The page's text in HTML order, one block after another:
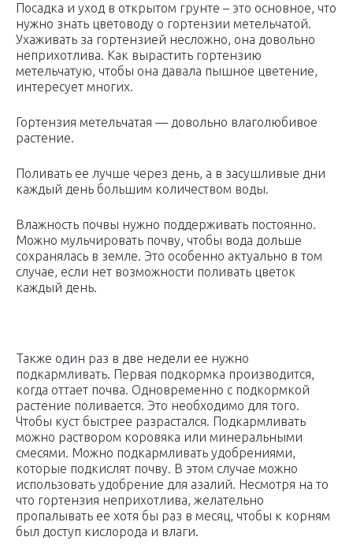
Посадка и уход в открытом грунте – это основное, что
нужно знать цветоводу о гортензии метельчатой.
Ухаживать за гортензией несложно, она довольно
неприхотлива. Как вырастить гортензию
метельчатую, чтобы она давала пышное цветение,
интересует многих.
Гортензия метельчатая — довольно влаголюбивое
растение.
Поливать ее лучше через день, а в засушливые дни
каждый день большим количеством воды.
Влажность почвы нужно поддерживать постоянно.
Можно мульчировать почву, чтобы вода дольше
сохранялась в земле. Это особенно актуально в том
случае, если нет возможности поливать цветок
каждый день.
Также один раз в две недели ее нужно
подкармливать. Первая подкормка производится,
когда оттает почва. Одновременно с подкормкой
растение поливается. Это необходимо для того.
Чтобы куст быстрее разрастался. Подкармливать
можно раствором коровяка или минеральными
смесями. Можно подкармливать удобрениями,
которые подкислят почву. В этом случае можно
использовать удобрение для азалий. Несмотря на то
что гортензия неприхотлива, желательно
пропалывать ее хотя бы раз в месяц, чтобы к корням
был доступ кислорода и влаги.